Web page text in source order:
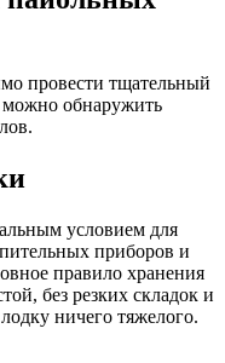
провести тщательный
можно обнаружить
условием для
приборов и
правило хранения
без резких складок и
ничего тяжелого.